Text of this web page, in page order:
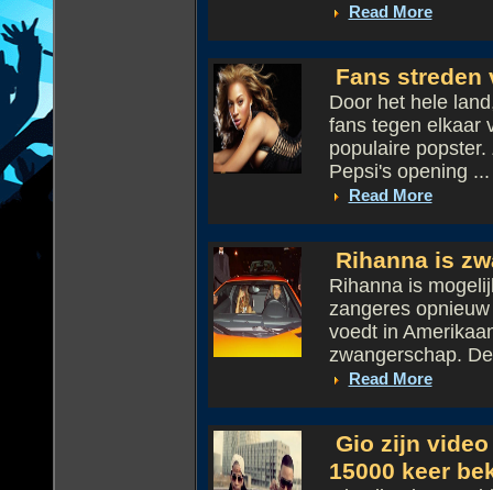
Read More
Fans streden
Door het hele
fans tegen elkaar
populaire
Pepsi's opening ...
Read More
Rihanna is
Rihanna is
zangeres
voedt in
zwangerschap.
Read More
Gio zijn video
15000 keer